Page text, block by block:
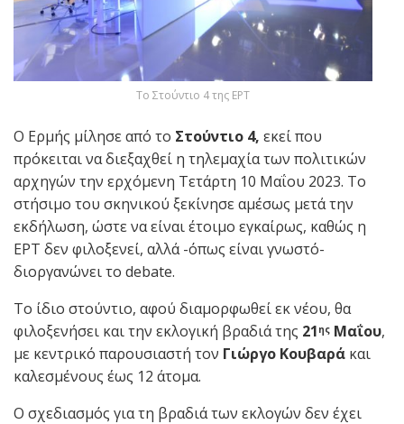
Το Στούντιο 4 της ΕΡΤ
Ο Ερμής μίλησε από το Στούντιο 4, εκεί που
πρόκειται να διεξαχθεί η τηλεμαχία των πολιτικών
αρχηγών την ερχόμενη Τετάρτη 10 Μαΐου 2023. Το
στήσιμο του σκηνικού ξεκίνησε αμέσως μετά την
εκδήλωση, ώστε να είναι έτοιμο εγκαίρως, καθώς η
ΕΡΤ δεν φιλοξενεί, αλλά -όπως είναι γνωστό-
διοργανώνει το debate.
Το ίδιο στούντιο, αφού διαμορφωθεί εκ νέου, θα
φιλοξενήσει και την εκλογική βραδιά της 21 ης Μαΐου,
με κεντρικό παρουσιαστή τον Γιώργο Κουβαρά και
καλεσμένους έως 12 άτομα.
Ο σχεδιασμός για τη βραδιά των εκλογών δεν έχει